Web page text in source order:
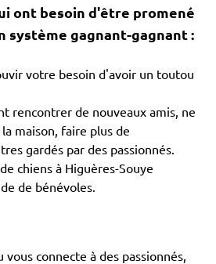
ont besoin d'être promené
système gagnant-gagnant :
votre besoin d'avoir un toutou
rencontrer de nouveaux amis, ne
maison, faire plus de
gardés par des passionnés.
chiens à Higuères-Souye
de bénévoles.
connecte à des passionnés,